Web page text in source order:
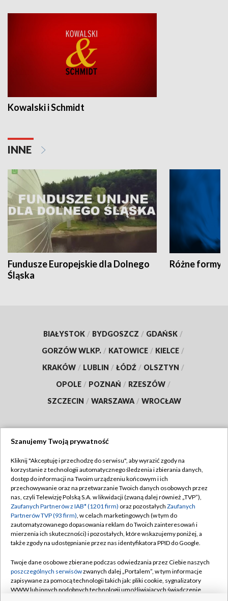
Kowalski i Schmidt
INNE
Fundusze Europejskie dla Dolnego
Śląska
Różne formy
BIAŁYSTOK / BYDGOSZCZ / GDAŃSK /
GORZÓW WLKP. / KATOWICE / KIELCE /
KRAKÓW / LUBLIN / ŁÓDŹ / OLSZTYN /
OPOLE / POZNAŃ / RZESZÓW /
SZCZECIN / WARSZAWA / WROCŁAW
TVP
Abonament TVP
Emisja w TVP
Centrum informacji TVP
Naziemna Telewizja Cyfrowa
Rada Programowa
System NOS
Regulamin TVP
Polityka prywatności
Moje zgody
Pomoc
Kontakt
Szanujemy Twoją prywatność
Kliknij "Akceptuję i przechodzę do serwisu", aby wyrazić zgody na
korzystanie z technologii automatycznego śledzenia i zbierania danych,
dostęp do informacji na Twoim urządzeniu końcowym i ich
przechowywanie oraz na przetwarzanie Twoich danych osobowych przez
nas, czyli Telewizję Polską S.A. w likwidacji (zwaną dalej również „TVP”),
Zaufanych Partnerów z IAB* (1201 firm) oraz pozostałych Zaufanych
Partnerów TVP (93 firm), w celach marketingowych (w tym do
zautomatyzowanego dopasowania reklam do Twoich zainteresowań i
mierzenia ich skuteczności) i pozostałych, które wskazujemy poniżej, a
także zgody na udostępnianie przez nas identyfikatora PPID do Google.
Twoje dane osobowe zbierane podczas odwiedzania przez Ciebie naszych
poszczególnych serwisówzwanych dalej „Portalem”, w tym informacje
zapisywane za pomocą technologii takich jak: pliki cookie, sygnalizatory
WWW lub innych podobnych technologii umożliwiających świadczenie